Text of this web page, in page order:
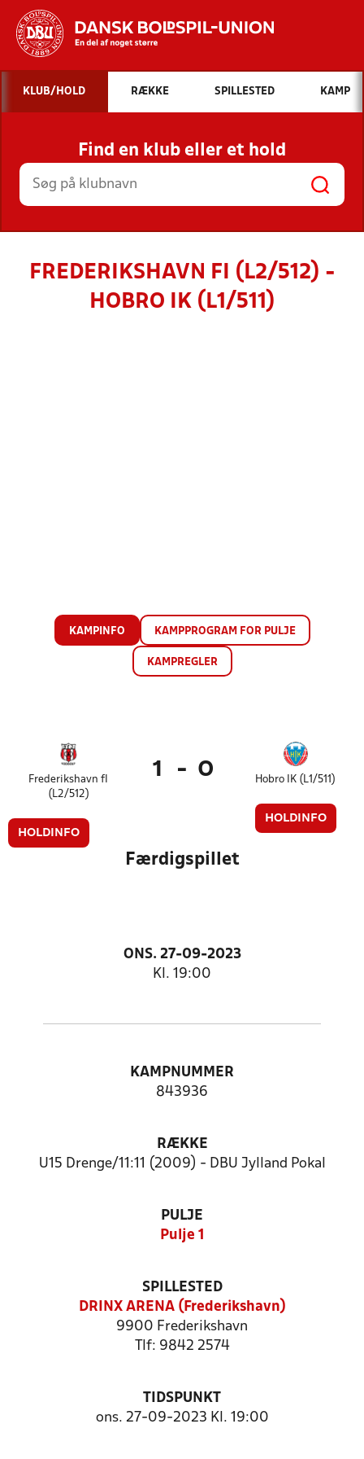
Hvad vil du søge efter?
INDHOLD OG NYHEDER
STILLINGER, RESULTATER, KLUBBER OG
HOLD
KLUB/HOLD RÆKKE SPILLESTED KAMP
Find en klub eller et hold
FREDERIKSHAVN FI (L2/512) -
HOBRO IK (L1/511)
KAMPINFO KAMPPROGRAM FOR PULJE
KAMPREGLER
Frederikshavn fI
(L2/512)
HOLDINFO
1 - 0 Hobro IK (L1/511)
HOLDINFO
Færdigspillet
ONS. 27-09-2023
Kl. 19:00
KAMPNUMMER
843936
RÆKKE
U15 Drenge/11:11 (2009) - DBU Jylland Pokal
PULJE
Pulje 1
SPILLESTED
DRINX ARENA (Frederikshavn)
9900 Frederikshavn
Tlf: 9842 2574
TIDSPUNKT
ons. 27-09-2023 Kl. 19:00